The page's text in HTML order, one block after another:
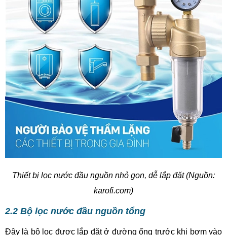
Thiết bị lọc nước đầu nguồn nhỏ gọn, dễ lắp đặt (Nguồn:
karofi.com)
2.2 Bộ lọc nước đầu nguồn tổng
Đây là bộ lọc được lắp đặt ở đường ống trước khi bơm vào